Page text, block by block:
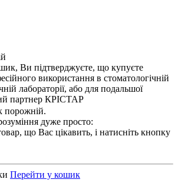
Ви підтверджуєте, що купуєте
використання в стоматологічній
лабораторії, або для подальшої
партнер КРІСТАР
дуже просто:
що Вас цікавить, і натисніть кнопку
Перейти у кошик